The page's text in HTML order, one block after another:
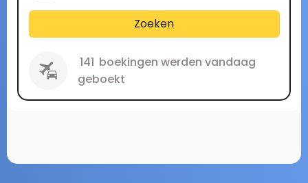
Zoeken
141 boekingen werden vandaag
geboekt